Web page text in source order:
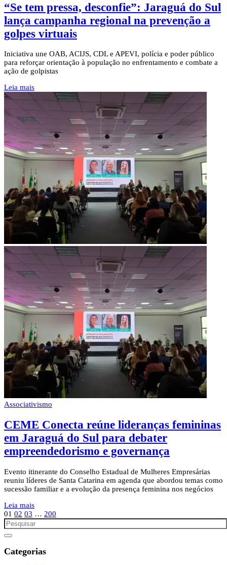
“Se tem pressa, desconfie”: Jaraguá do Sul
lança campanha regional na prevenção a
golpes virtuais
Iniciativa une OAB, ACIJS, CDL e APEVI, polícia e poder público
para reforçar orientação à população no enfrentamento e combate a
ação de golpistas
Leia mais
Associativismo
CEME Conecta reúne lideranças femininas
em Jaraguá do Sul para debater
empreendedorismo e governança
Evento itinerante do Conselho Estadual de Mulheres Empresárias
reuniu líderes de Santa Catarina em agenda que abordou temas como
sucessão familiar e a evolução da presença feminina nos negócios
Leia mais
01 02 03 … 200
Categorias